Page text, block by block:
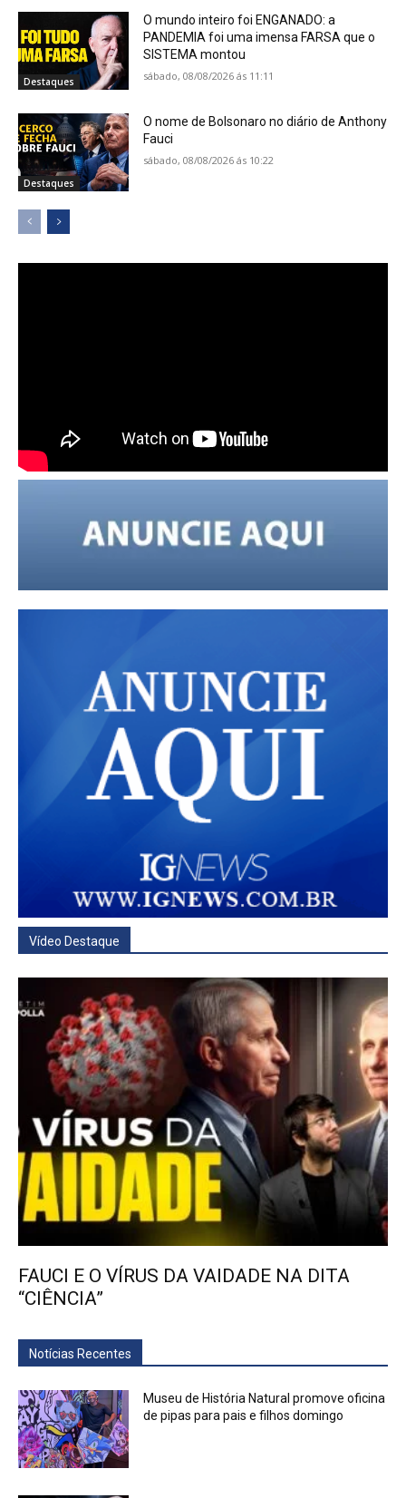
Destaques
O mundo inteiro foi ENGANADO: a
PANDEMIA foi uma imensa FARSA que o
SISTEMA montou
sábado, 08/08/2026 ás 11:11
Destaques
O nome de Bolsonaro no diário de Anthony
Fauci
sábado, 08/08/2026 ás 10:22
Vídeo Destaque
FAUCI E O VÍRUS DA VAIDADE NA DITA
“CIÊNCIA”
Notícias Recentes
Museu de História Natural promove oficina
de pipas para pais e filhos domingo